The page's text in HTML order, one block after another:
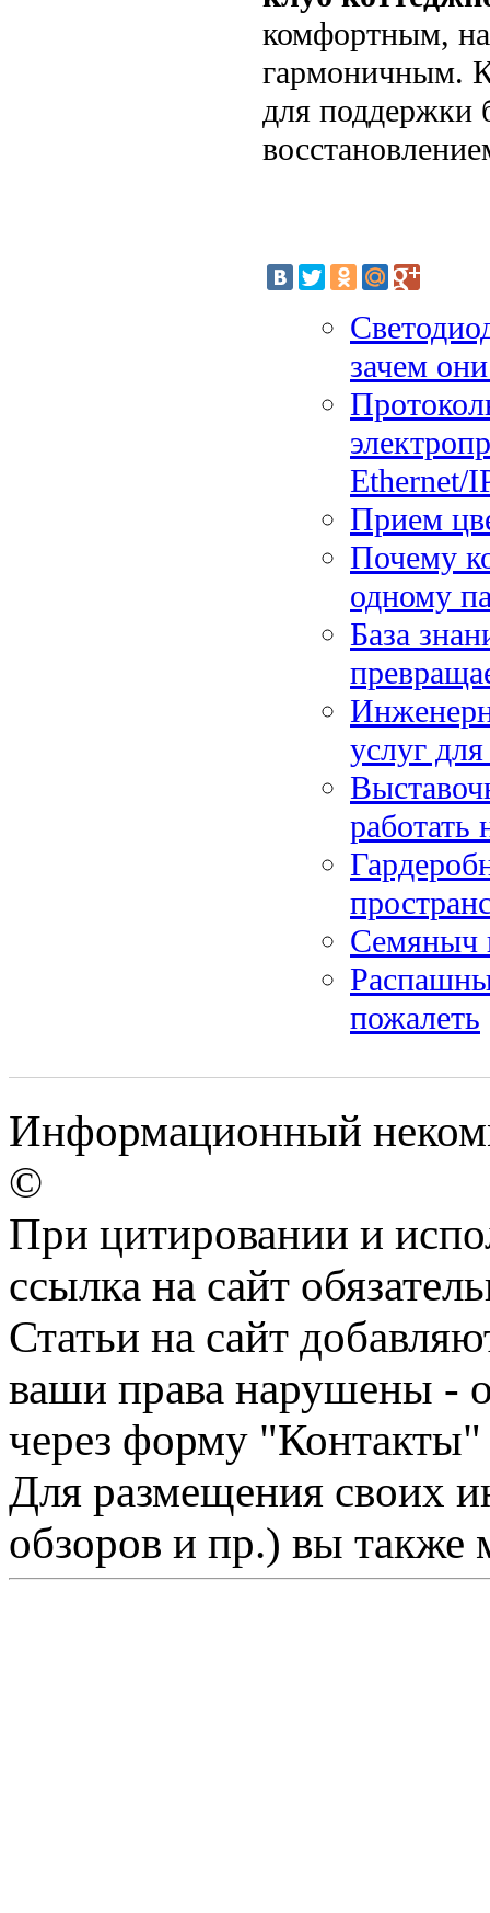
комфортным,
гармоничным.
для поддержки
зачем
Ethernet/
Прием
Почему
одному
База
услуг
работать
Семяныч
пожалеть
Информационный
©
При цитировании и
ссылка на сайт
Статьи на сайт
ваши права нарушены -
через форму "Контакты"
Для размещения своих
обзоров и пр.) вы также